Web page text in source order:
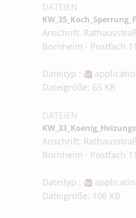
DATEIEN
Anschrift:
Bornheim · Postfach
Dateityp :
Dateigröße: 65 KB
DATEIEN
Anschrift:
Bornheim · Postfach
Dateityp :
Dateigröße: 106 KB